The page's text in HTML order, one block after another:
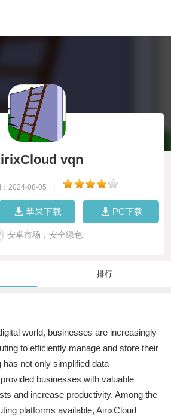
vqn
：2024-08-05
苹果下载 PC下载
安卓市场，安全绿色
排行
world, businesses are increasingly
to efficiently manage and store their
not only simplified data
businesses with valuable
and increase productivity. Among the
platforms available, AirixCloud